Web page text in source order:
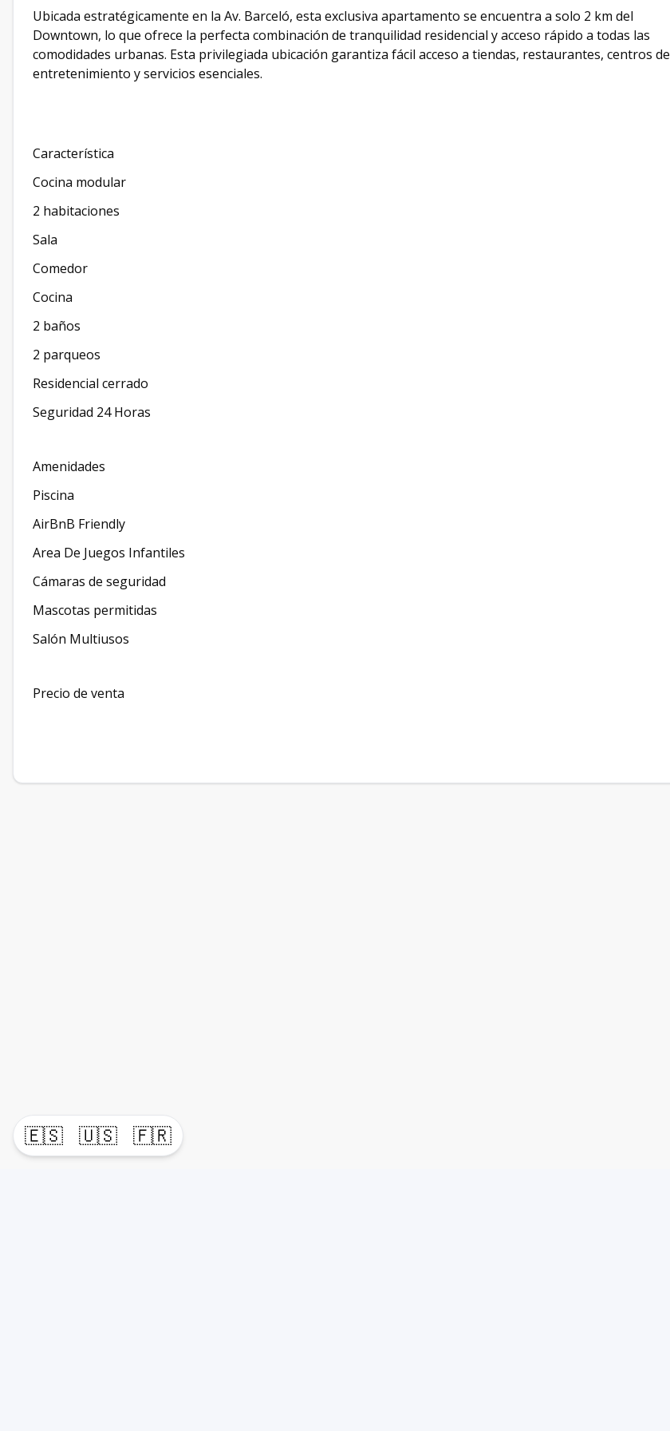
🇪🇸 🇺🇸 🇫🇷
Ubicada estratégicamente en la Av. Barceló, esta exclusiva apartamento se encuentra a solo 2 km del
Downtown, lo que ofrece la perfecta combinación de tranquilidad residencial y acceso rápido a todas las
comodidades urbanas. Esta privilegiada ubicación garantiza fácil acceso a tiendas, restaurantes, centros de
entretenimiento y servicios esenciales.
Característica
Cocina modular
2 habitaciones
Sala
Comedor
Cocina
2 baños
2 parqueos
Residencial cerrado
Seguridad 24 Horas
Amenidades
Piscina
AirBnB Friendly
Area De Juegos Infantiles
Cámaras de seguridad
Mascotas permitidas
Salón Multiusos
Precio de venta